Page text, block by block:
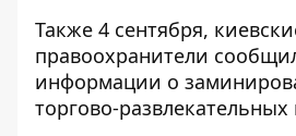
Также 4 сентября,
правоохранители
информации о
торгово-развлекательных